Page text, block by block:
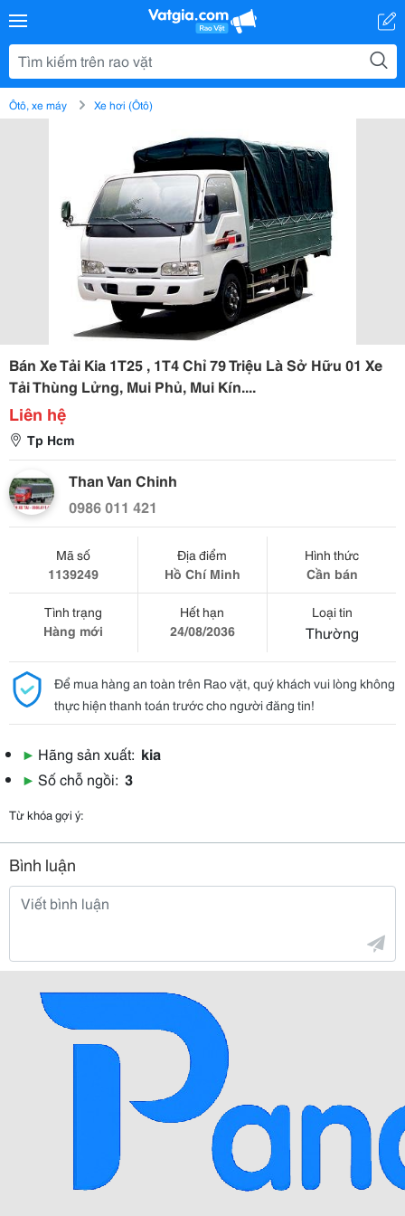
Ôtô, xe máy Xe hơi (Ôtô)
Bán Xe Tải Kia 1T25 , 1T4 Chỉ 79 Triệu Là Sở Hữu 01 Xe
Tải Thùng Lửng, Mui Phủ, Mui Kín....
Liên hệ
Tp Hcm
Than Van Chinh
0986 011 421
Mã số
1139249
Địa điểm
Hồ Chí Minh
Hình thức
Cần bán
Tình trạng
Hàng mới
Hết hạn
24/08/2036
Loại tin
Thường
Để mua hàng an toàn trên Rao vặt, quý khách vui lòng không
thực hiện thanh toán trước cho người đăng tin!
▶ Hãng sản xuất: kia
▶ Số chỗ ngồi: 3
Từ khóa gợi ý:
Bình luận